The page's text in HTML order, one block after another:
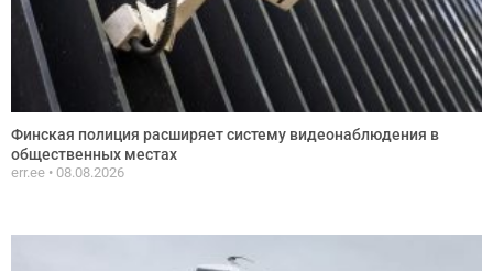
Финская полиция расширяет систему видеонаблюдения в
общественных местах
err.ee 08.08.2026